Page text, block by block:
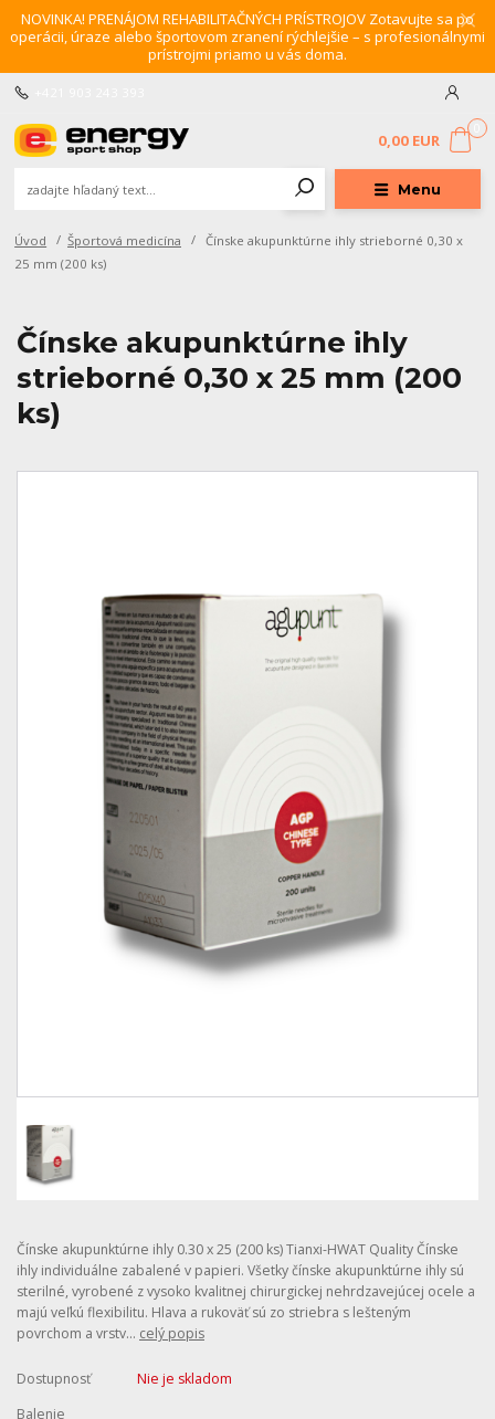
NOVINKA! PRENÁJOM REHABILITAČNÝCH PRÍSTROJOV Zotavujte sa po
operácii, úraze alebo športovom zranení rýchlejšie – s profesionálnymi
prístrojmi priamo u vás doma.
Menu
0,00 EUR
Úvod Športová medicína
Čínske akupunktúrne ihly strieborné 0,30 x
25 mm (200 ks)
Čínske akupunktúrne ihly
strieborné 0,30 x 25 mm (200
ks)
Čínske akupunktúrne ihly 0.30 x 25 (200 ks) Tianxi-HWAT Quality Čínske
ihly individuálne zabalené v papieri. Všetky čínske akupunktúrne ihly sú
sterilné, vyrobené z vysoko kvalitnej chirurgickej nehrdzavejúcej ocele a
majú veľkú flexibilitu. Hlava a rukoväť sú zo striebra s lešteným
povrchom a vrstv... celý popis
Dostupnosť
Nie je skladom
Balenie